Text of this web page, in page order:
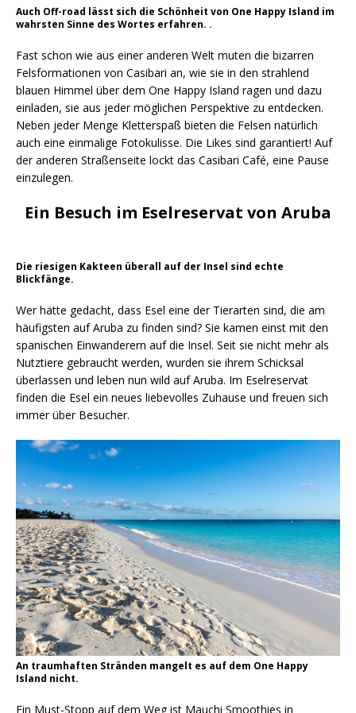
Auch Off-road lässt sich die Schönheit von One Happy Island im
wahrsten Sinne des Wortes erfahren. .
Fast schon wie aus einer anderen Welt muten die bizarren
Felsformationen von Casibari an, wie sie in den strahlend
blauen Himmel über dem One Happy Island ragen und dazu
einladen, sie aus jeder möglichen Perspektive zu entdecken.
Neben jeder Menge Kletterspaß bieten die Felsen natürlich
auch eine einmalige Fotokulisse. Die Likes sind garantiert! Auf
der anderen Straßenseite lockt das Casibari Café, eine Pause
einzulegen.
Ein Besuch im Eselreservat von Aruba
Die riesigen Kakteen überall auf der Insel sind echte
Blickfänge.
Wer hätte gedacht, dass Esel eine der Tierarten sind, die am
häufigsten auf Aruba zu finden sind? Sie kamen einst mit den
spanischen Einwanderern auf die Insel. Seit sie nicht mehr als
Nutztiere gebraucht werden, wurden sie ihrem Schicksal
überlassen und leben nun wild auf Aruba. Im Eselreservat
finden die Esel ein neues liebevolles Zuhause und freuen sich
immer über Besucher.
An traumhaften Stränden mangelt es auf dem One Happy
Island nicht.
Ein Must-Stopp auf dem Weg ist Mauchi Smoothies in